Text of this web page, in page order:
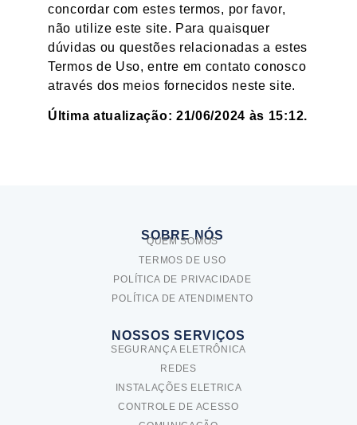
concordar com estes termos, por favor,
não utilize este site. Para quaisquer
dúvidas ou questões relacionadas a estes
Termos de Uso, entre em contato conosco
através dos meios fornecidos neste site.
Última atualização: 21/06/2024 às 15:12.
SOBRE NÓS
QUEM SOMOS
TERMOS DE USO
POLÍTICA DE PRIVACIDADE
POLÍTICA DE ATENDIMENTO
NOSSOS SERVIÇOS
SEGURANÇA ELETRÔNICA
REDES
INSTALAÇÕES ELETRICA
CONTROLE DE ACESSO